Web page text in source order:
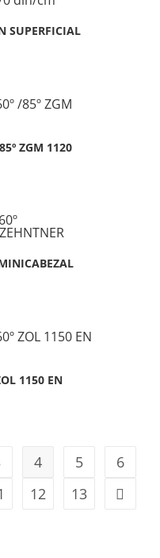
SUPERFICIAL
ZGM 1120
1150 EN
4 5
6
12 13